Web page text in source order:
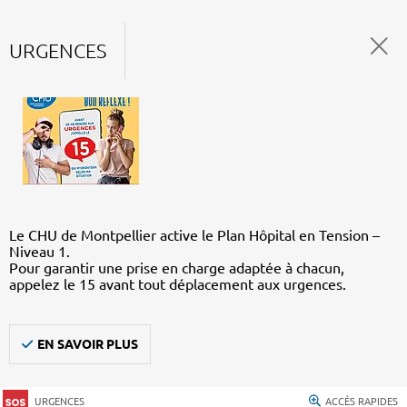
URGENCES
Le CHU de Montpellier active le Plan Hôpital en Tension –
Niveau 1.
Pour garantir une prise en charge adaptée à chacun,
appelez le 15 avant tout déplacement aux urgences.
EN SAVOIR PLUS
URGENCES ACCÈS RAPIDES